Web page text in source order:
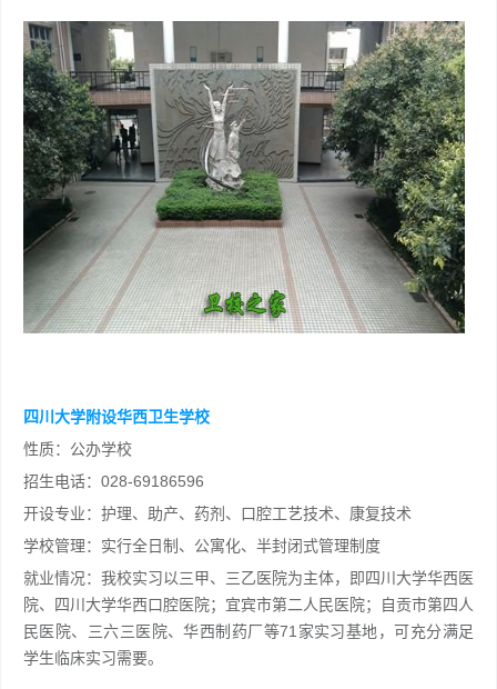
四川大学附设华西卫生学校
性质：公办学校
招生电话：028-69186596
开设专业：护理、助产、药剂、口腔工艺技术、康复技术
学校管理：实行全日制、公寓化、半封闭式管理制度
就业情况：我校实习以三甲、三乙医院为主体，即四川大学华西医
院、四川大学华西口腔医院；宜宾市第二人民医院；自贡市第四人
民医院、三六三医院、华西制药厂等71家实习基地，可充分满足
学生临床实习需要。